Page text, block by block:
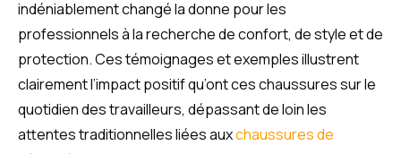
indéniablement changé la donne pour les
professionnels à la recherche de confort, de style et de
protection. Ces témoignages et exemples illustrent
clairement l’impact positif qu’ont ces chaussures sur le
quotidien des travailleurs, dépassant de loin les
attentes traditionnelles liées auxchaussures de